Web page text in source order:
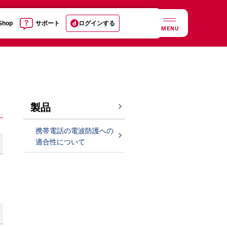
サポート ログインする
MENU
製品
携帯電話の電波防護への
適合性について